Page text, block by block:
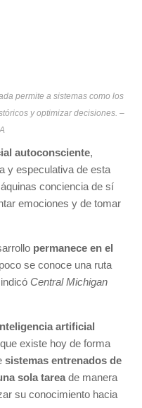
permite a sistemas como los
y optimizar decisiones. –
autoconsciente,
y especulativa de esta
conciencia de sí
emociones y de tomar
permanece en el
se conoce una ruta
Central Michigan
artificial
existe hoy de forma
sistemas entrenados de
sola tarea de manera
su conocimiento hacia